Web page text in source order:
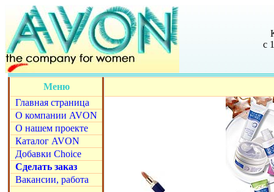
с
Меню
Главная страница
О компании AVON
О нашем проекте
Каталог AVON
Добавки Choice
Сделать заказ
Вакансии, работа